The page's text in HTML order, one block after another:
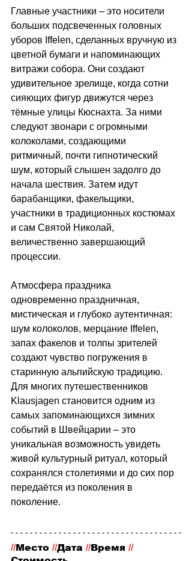
Главные участники – это носители
больших подсвеченных головных
уборов Iffelen, сделанных вручную из
цветной бумаги и напоминающих
витражи собора. Они создают
удивительное зрелище, когда сотни
сияющих фигур движутся через
тёмные улицы Кюснахта. За ними
следуют звонари с огромными
колоколами, создающими
ритмичный, почти гипнотический
шум, который слышен задолго до
начала шествия. Затем идут
барабанщики, факельщики,
участники в традиционных костюмах
и сам Святой Николай,
величественно завершающий
процессии.
Атмосфера праздника
одновременно праздничная,
мистическая и глубоко аутентичная:
шум колоколов, мерцание Iffelen,
запах факелов и толпы зрителей
создают чувство погружения в
старинную альпийскую традицию.
Для многих путешественников
Klausjagen становится одним из
самых запоминающихся зимних
событий в Швейцарии – это
уникальная возможность увидеть
живой культурный ритуал, который
сохранялся столетиями и до сих пор
передаётся из поколения в
поколение.
//Место //Дата //Время //